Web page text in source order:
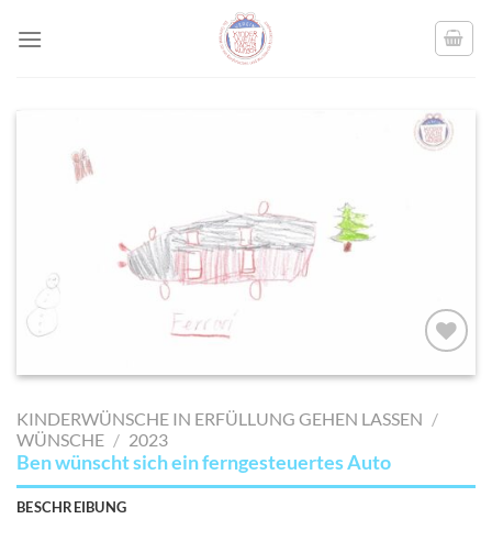
AUF MEINE
SETZEN
KINDERWÜNSCHE IN ERFÜLLUNG GEHEN LASSEN /
WÜNSCHE / 2023
Ben wünscht sich ein ferngesteuertes Auto
BESCHREIBUNG